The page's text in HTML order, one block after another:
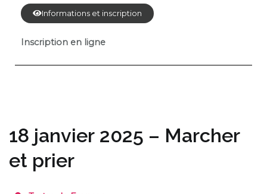
Informations et inscription
Inscription en ligne
18 janvier 2025 – Marcher
et prier